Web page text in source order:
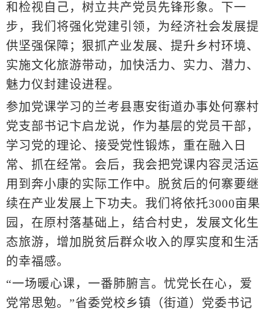
和检视自己，树立共产党员先锋形象。下一
步，我们将强化党建引领，为经济社会发展提
供坚强保障；狠抓产业发展、提升乡村环境、
实施文化旅游带动，加快活力、实力、潜力、
魅力仪封建设进程。
参加党课学习的兰考县惠安街道办事处何寨村
党支部书记卞启龙说，作为基层的党员干部，
学习党的理论、接受党性锻炼，重在融入日
常、抓在经常。会后，我会把党课内容灵活运
用到奔小康的实际工作中。脱贫后的何寨要继
续在产业发展上下功夫。我们将依托3000亩果
园，在原村落基础上，结合村史，发展文化生
态旅游，增加脱贫后群众收入的厚实度和生活
的幸福感。
“一场暖心课，一番肺腑言。忧党长在心，爱
党常思勉。”省委党校乡镇（街道）党委书记